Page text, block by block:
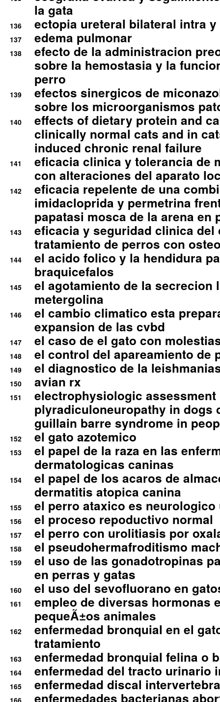
la gata
136 ectopia ureteral bilateral intra
137 edema pulmonar
138
efecto de la administracion
sobre la hemostasia y la
perro
139
efectos sinergicos de
sobre los microorganismos
140
effects of dietary protein and
clinically normal cats and in
induced chronic renal failure
141
eficacia clinica y tolerancia de
con alteraciones del aparato
142
eficacia repelente de una
imidacloprida y permetrina
papatasi mosca de la arena en
143
eficacia y seguridad clinica del
tratamiento de perros con
144
el acido folico y la hendidura
braquicefalos
145
el agotamiento de la secrecion
metergolina
146
el cambio climatico esta
expansion de las cvbd
147 el caso de el gato con
148 el control del apareamiento de
149 el diagnostico de la
150 avian rx
151
electrophysiologic assessment
plyradiculoneuropathy in dogs
guillain barre syndrome in
152 el gato azotemico
153
el papel de la raza en las
dermatologicas caninas
154
el papel de los acaros de
dermatitis atopica canina
155 el perro ataxico es
156 el proceso repoductivo normal
157 el perro con urolitiasis por
158 el pseudohermafroditismo
159
el uso de las gonadotropinas
en perras y gatas
160 el uso del sevofluorano en
161
empleo de diversas hormonas
pequeÃ±os animales
162
enfermedad bronquial en el
tratamiento
163 enfermedad bronquial felina o
164 enfermedad del tracto urinario
165 enfermedad discal
enfermedades bacterianas